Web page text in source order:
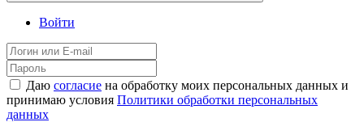
Войти
Даю согласие на обработку моих персональных данных и
принимаю условия Политики обработки персональных
данных